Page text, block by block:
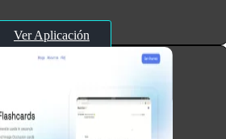
Ver Aplicación